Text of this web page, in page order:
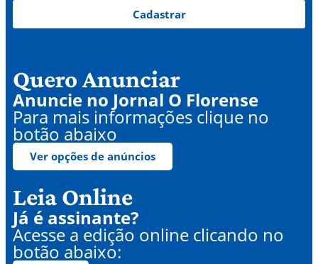
Cadastrar
Quero Anunciar
Anuncie no Jornal O Florense
Para mais informações clique no
botão abaixo
Ver opções de anúncios
Leia Online
Já é assinante?
Acesse a edição online clicando no
botão abaixo: